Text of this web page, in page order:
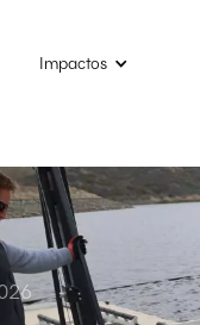
Impactos